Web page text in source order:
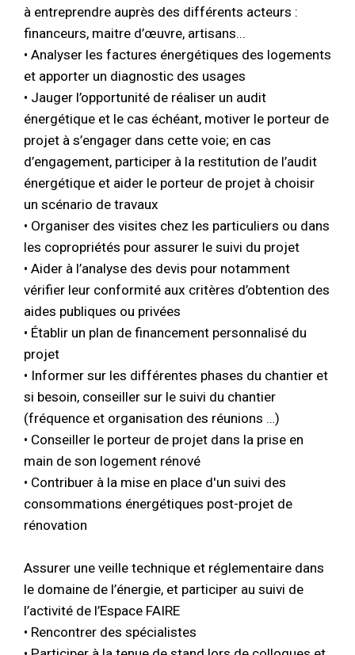
à entreprendre auprès des différents acteurs :
financeurs, maitre d’œuvre, artisans...
• Analyser les factures énergétiques des logements
et apporter un diagnostic des usages
• Jauger l’opportunité de réaliser un audit
énergétique et le cas échéant, motiver le porteur de
projet à s’engager dans cette voie; en cas
d’engagement, participer à la restitution de l’audit
énergétique et aider le porteur de projet à choisir
un scénario de travaux
• Organiser des visites chez les particuliers ou dans
les copropriétés pour assurer le suivi du projet
• Aider à l’analyse des devis pour notamment
vérifier leur conformité aux critères d’obtention des
aides publiques ou privées
• Établir un plan de financement personnalisé du
projet
• Informer sur les différentes phases du chantier et
si besoin, conseiller sur le suivi du chantier
(fréquence et organisation des réunions …)
• Conseiller le porteur de projet dans la prise en
main de son logement rénové
• Contribuer à la mise en place d'un suivi des
consommations énergétiques post-projet de
rénovation
Assurer une veille technique et réglementaire dans
le domaine de l’énergie, et participer au suivi de
l’activité de l’Espace FAIRE
• Rencontrer des spécialistes